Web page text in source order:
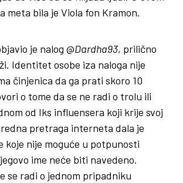
meta bila je Viola fon Kramon.
je nalog @Dardha93, prilično
Identitet osobe iza naloga nije
činjenica da ga prati skoro 10
o tome da se ne radi o trolu ili
od Iks influensera koji krije svoj
pretraga interneta dala je
koje nije moguće u potpunosti
ime neće biti navedeno.
se radi o jednom pripadniku